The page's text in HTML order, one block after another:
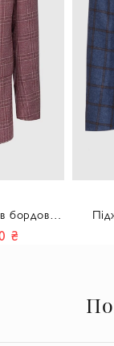
бордову
₴